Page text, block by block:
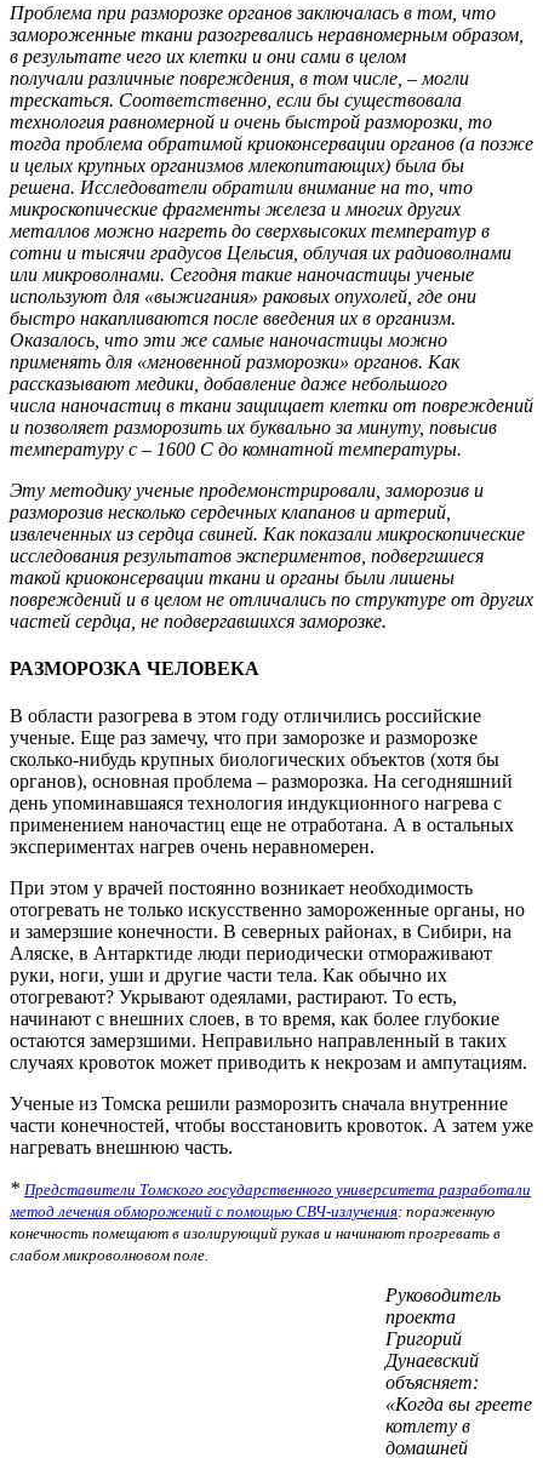
Проблема при разморозке органов заключалась в том, что
замороженные ткани разогревались неравномерным образом,
в результате чего их клетки и они сами в целом
получали различные повреждения, в том числе, – могли
трескаться. Соответственно, если бы существовала
технология равномерной и очень быстрой разморозки, то
тогда проблема обратимой криоконсервации органов (а позже
и целых крупных организмов млекопитающих) была бы
решена. Исследователи обратили внимание на то, что
микроскопические фрагменты железа и многих других
металлов можно нагреть до сверхвысоких температур в
сотни и тысячи градусов Цельсия, облучая их радиоволнами
или микроволнами. Сегодня такие наночастицы ученые
используют для «выжигания» раковых опухолей, где они
быстро накапливаются после введения их в организм.
Оказалось, что эти же самые наночастицы можно
применять для «мгновенной разморозки» органов. Как
рассказывают медики, добавление даже небольшого
числа наночастиц в ткани защищает клетки от повреждений
и позволяет разморозить их буквально за минуту, повысив
температуру с – 1600 С до комнатной температуры.
Эту методику ученые продемонстрировали, заморозив и
разморозив несколько сердечных клапанов и артерий,
извлеченных из сердца свиней. Как показали микроскопические
исследования результатов экспериментов, подвергшиеся
такой криоконсервации ткани и органы были лишены
повреждений и в целом не отличались по структуре от других
частей сердца, не подвергавшихся заморозке.
РАЗМОРОЗКА ЧЕЛОВЕКА
В области разогрева в этом году отличились российские
ученые. Еще раз замечу, что при заморозке и разморозке
сколько-нибудь крупных биологических объектов (хотя бы
органов), основная проблема – разморозка. На сегодняшний
день упоминавшаяся технология индукционного нагрева с
применением наночастиц еще не отработана. А в остальных
экспериментах нагрев очень неравномерен.
При этом у врачей постоянно возникает необходимость
отогревать не только искусственно замороженные органы, но
и замерзшие конечности. В северных районах, в Сибири, на
Аляске, в Антарктиде люди периодически отмораживают
руки, ноги, уши и другие части тела. Как обычно их
отогревают? Укрывают одеялами, растирают. То есть,
начинают с внешних слоев, в то время, как более глубокие
остаются замерзшими. Неправильно направленный в таких
случаях кровоток может приводить к некрозам и ампутациям.
Ученые из Томска решили разморозить сначала внутренние
части конечностей, чтобы восстановить кровоток. А затем уже
нагревать внешнюю часть.
* Представители Томского государственного университета разработали
метод лечения обморожений с помощью СВЧ-излучения: пораженную
конечность помещают в изолирующий рукав и начинают прогревать в
слабом микроволновом поле.
Руководитель
проекта
Григорий
Дунаевский
объясняет:
«Когда вы греете
котлету в
домашней